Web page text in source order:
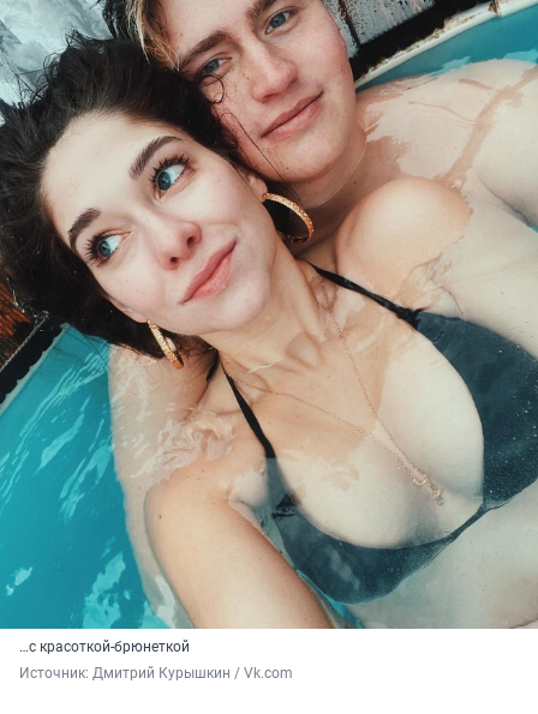
…с красоткой-брюнеткой
Источник: Дмитрий Курышкин / Vk.com